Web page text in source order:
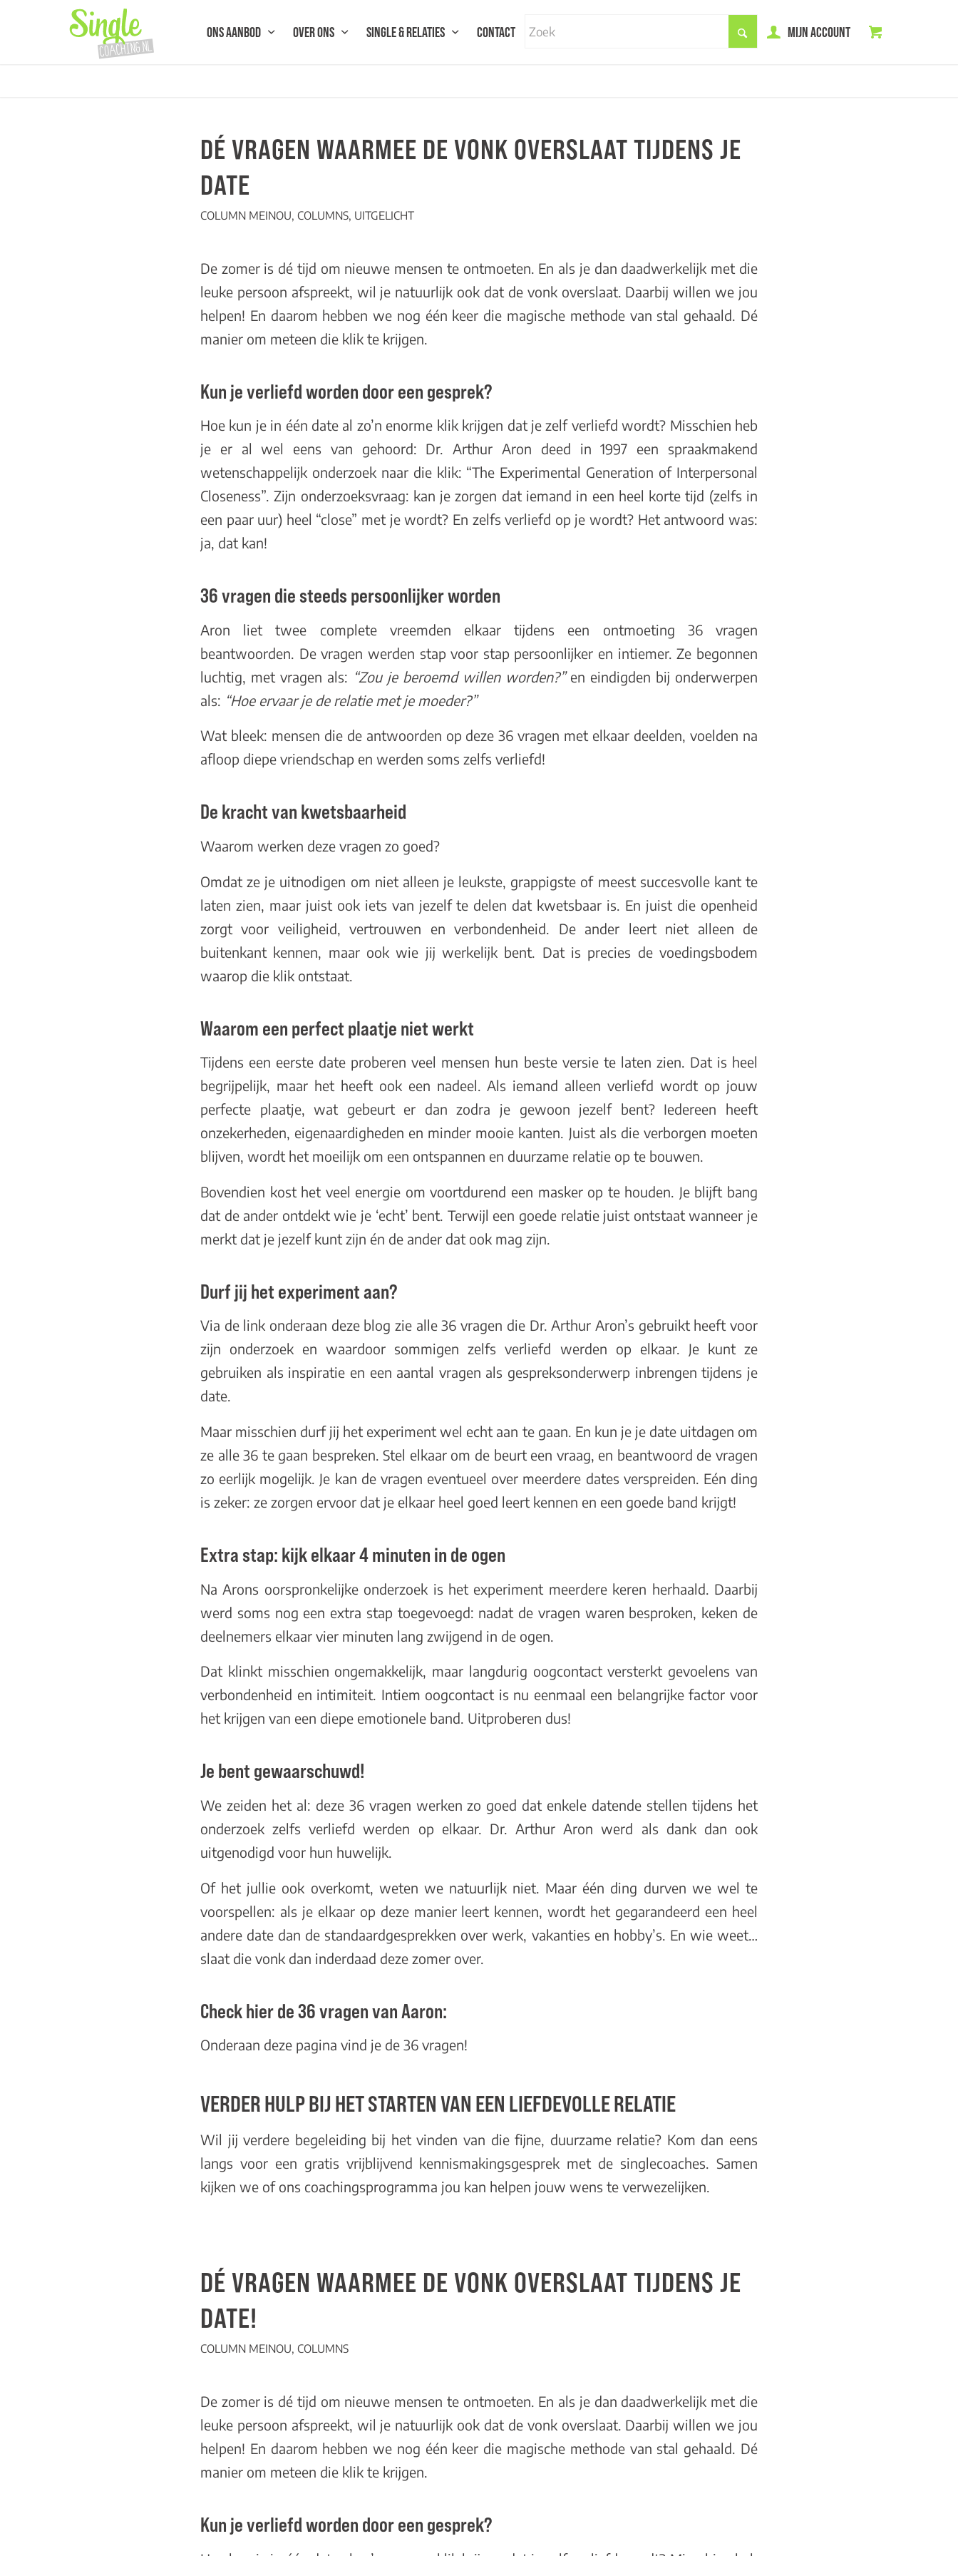
ONS AANBOD OVER ONS SINGLE & RELATIES CONTACT MIJN ACCOUNT
DÉ VRAGEN WAARMEE DE VONK OVERSLAAT TIJDENS JE
DATE
COLUMN MEINOU, COLUMNS, UITGELICHT
De zomer is dé tijd om nieuwe mensen te ontmoeten. En als je dan daadwerkelijk met die
leuke persoon afspreekt, wil je natuurlijk ook dat de vonk overslaat. Daarbij willen we jou
helpen! En daarom hebben we nog één keer die magische methode van stal gehaald. Dé
manier om meteen die klik te krijgen.
Kun je verliefd worden door een gesprek?
Hoe kun je in één date al zo’n enorme klik krijgen dat je zelf verliefd wordt? Misschien heb
je er al wel eens van gehoord: Dr. Arthur Aron deed in 1997 een spraakmakend
wetenschappelijk onderzoek naar die klik: “The Experimental Generation of Interpersonal
Closeness”. Zijn onderzoeksvraag: kan je zorgen dat iemand in een heel korte tijd (zelfs in
een paar uur) heel “close” met je wordt? En zelfs verliefd op je wordt? Het antwoord was:
ja, dat kan!
36 vragen die steeds persoonlijker worden
Aron liet twee complete vreemden elkaar tijdens een ontmoeting 36 vragen
beantwoorden. De vragen werden stap voor stap persoonlijker en intiemer. Ze begonnen
luchtig, met vragen als: “Zou je beroemd willen worden?”en eindigden bij onderwerpen
als: “Hoe ervaar je de relatie met je moeder?”
Wat bleek: mensen die de antwoorden op deze 36 vragen met elkaar deelden, voelden na
afloop diepe vriendschap en werden soms zelfs verliefd!
De kracht van kwetsbaarheid
Waarom werken deze vragen zo goed?
Omdat ze je uitnodigen om niet alleen je leukste, grappigste of meest succesvolle kant te
laten zien, maar juist ook iets van jezelf te delen dat kwetsbaar is. En juist die openheid
zorgt voor veiligheid, vertrouwen en verbondenheid. De ander leert niet alleen de
buitenkant kennen, maar ook wie jij werkelijk bent. Dat is precies de voedingsbodem
waarop die klik ontstaat.
Waarom een perfect plaatje niet werkt
Tijdens een eerste date proberen veel mensen hun beste versie te laten zien. Dat is heel
begrijpelijk, maar het heeft ook een nadeel. Als iemand alleen verliefd wordt op jouw
perfecte plaatje, wat gebeurt er dan zodra je gewoon jezelf bent? Iedereen heeft
onzekerheden, eigenaardigheden en minder mooie kanten. Juist als die verborgen moeten
blijven, wordt het moeilijk om een ontspannen en duurzame relatie op te bouwen.
Bovendien kost het veel energie om voortdurend een masker op te houden. Je blijft bang
dat de ander ontdekt wie je ‘echt’ bent. Terwijl een goede relatie juist ontstaat wanneer je
merkt dat je jezelf kunt zijn én de ander dat ook mag zijn.
Durf jij het experiment aan?
Via de link onderaan deze blog zie alle 36 vragen die Dr. Arthur Aron’s gebruikt heeft voor
zijn onderzoek en waardoor sommigen zelfs verliefd werden op elkaar. Je kunt ze
gebruiken als inspiratie en een aantal vragen als gespreksonderwerp inbrengen tijdens je
date.
Maar misschien durf jij het experiment wel echt aan te gaan. En kun je je date uitdagen om
ze alle 36 te gaan bespreken. Stel elkaar om de beurt een vraag, en beantwoord de vragen
zo eerlijk mogelijk. Je kan de vragen eventueel over meerdere dates verspreiden. Eén ding
is zeker: ze zorgen ervoor dat je elkaar heel goed leert kennen en een goede band krijgt!
Extra stap: kijk elkaar 4 minuten in de ogen
Na Arons oorspronkelijke onderzoek is het experiment meerdere keren herhaald. Daarbij
werd soms nog een extra stap toegevoegd: nadat de vragen waren besproken, keken de
deelnemers elkaar vier minuten lang zwijgend in de ogen.
Dat klinkt misschien ongemakkelijk, maar langdurig oogcontact versterkt gevoelens van
verbondenheid en intimiteit. Intiem oogcontact is nu eenmaal een belangrijke factor voor
het krijgen van een diepe emotionele band. Uitproberen dus!
Je bent gewaarschuwd!
We zeiden het al: deze 36 vragen werken zo goed dat enkele datende stellen tijdens het
onderzoek zelfs verliefd werden op elkaar. Dr. Arthur Aron werd als dank dan ook
uitgenodigd voor hun huwelijk.
Of het jullie ook overkomt, weten we natuurlijk niet. Maar één ding durven we wel te
voorspellen: als je elkaar op deze manier leert kennen, wordt het gegarandeerd een heel
andere date dan de standaardgesprekken over werk, vakanties en hobby’s. En wie weet…
slaat die vonk dan inderdaad deze zomer over.
Check hier de 36 vragen van Aaron:
Onderaan deze pagina vind je de 36 vragen!
VERDER HULP BIJ HET STARTEN VAN EEN LIEFDEVOLLE RELATIE
Wil jij verdere begeleiding bij het vinden van die fijne, duurzame relatie? Kom dan eens
langs voor een gratis vrijblijvend kennismakingsgesprek met de singlecoaches. Samen
kijken we of ons coachingsprogramma jou kan helpen jouw wens te verwezelijken.
DÉ VRAGEN WAARMEE DE VONK OVERSLAAT TIJDENS JE
DATE!
COLUMN MEINOU, COLUMNS
De zomer is dé tijd om nieuwe mensen te ontmoeten. En als je dan daadwerkelijk met die
leuke persoon afspreekt, wil je natuurlijk ook dat de vonk overslaat. Daarbij willen we jou
helpen! En daarom hebben we nog één keer die magische methode van stal gehaald. Dé
manier om meteen die klik te krijgen.
Kun je verliefd worden door een gesprek?